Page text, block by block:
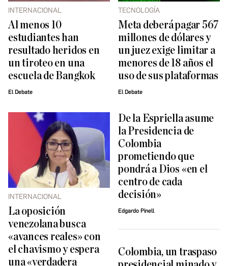
INTERNACIONAL
Al menos 10
estudiantes han
resultado heridos en
un tiroteo en una
escuela de Bangkok
El Debate
TECNOLOGÍA
Meta deberá pagar 567
millones de dólares y
un juez exige limitar a
menores de 18 años el
uso de sus plataformas
El Debate
INTERNACIONAL
La oposición
venezolana busca
«avances reales» con
el chavismo y espera
una «verdadera
De la Espriella asume
la Presidencia de
Colombia
prometiendo que
pondrá a Dios «en el
centro de cada
decisión»
Edgardo Pinell
Colombia, un traspaso